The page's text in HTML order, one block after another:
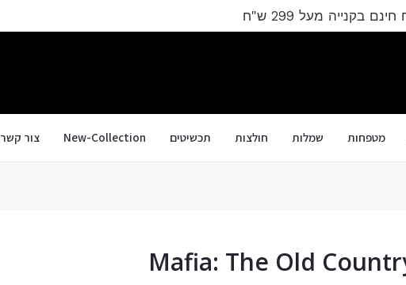
בקנייה מעל 299 ש"ח
מטפחות שמלות חולצות תכשיטים New-Collection צור קשר
Mafia: The Old